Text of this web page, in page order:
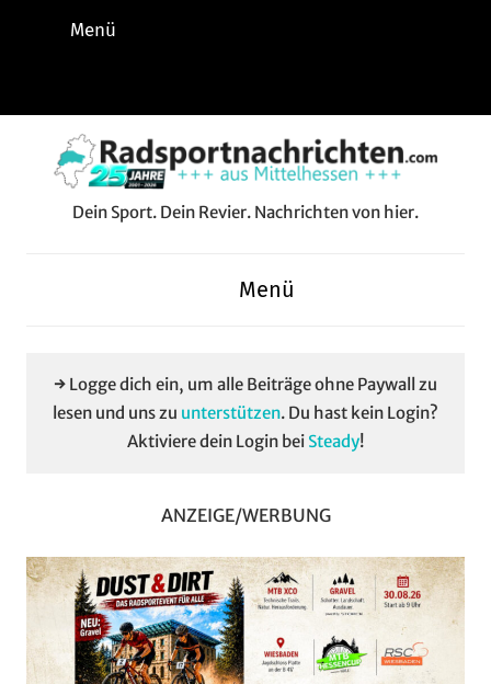
Feed
Menü
Dein Sport. Dein Revier. Nachrichten von hier.
Menü
→ Logge dich ein, um alle Beiträge ohne Paywall zu
lesen und uns zu unterstützen. Du hast kein Login?
Aktiviere dein Login bei Steady!
ANZEIGE/WERBUNG